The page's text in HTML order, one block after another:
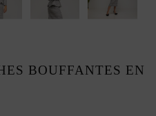
BOUFFANTES EN